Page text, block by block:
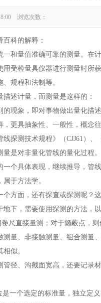
浏览次数：
科的解释：
量值准确可靠的测量。在计
受检量具仪器进行测量时所
规程和法制等。
述计量，而测量是这样的：
现象，即对事物做出量化描
具抽象性、一般性，概念
探测技术规程》（CJJ61）
是对非量化管线的量化过程。
具体表现，继续推导，管
于方法学。
面，还有探查或探测呢？
下，需要使用探测的方法，
尺直接量测；对于隐蔽点，
量、非接触测量、组合测量
似。
、沟截面宽高，还要记录
个选定的标准量，独立定义